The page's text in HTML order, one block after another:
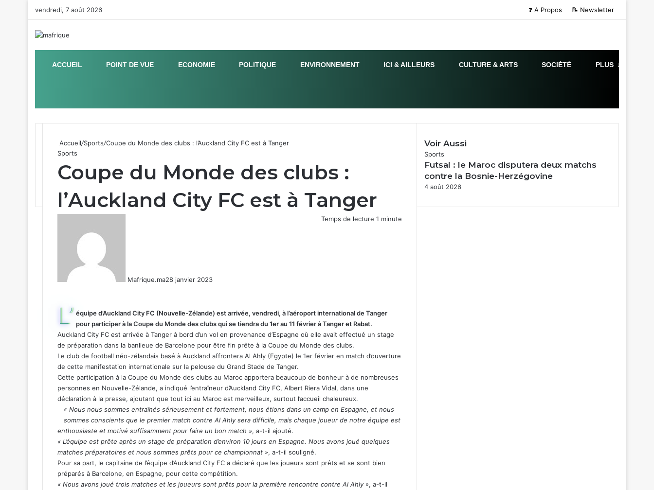
vendredi, 7 août 2026 ❓ A Propos 📝 Newsletter
ACCUEIL POINT DE VUE ECONOMIE POLITIQUE ENVIRONNEMENT ICI & AILLEURS CULTURE & ARTS SOCIÉTÉ PLUS
Accueil/Sports/Coupe du Monde des clubs : l’Auckland City FC est à Tanger
Sports
Coupe du Monde des clubs :
l’Auckland City FC est à Tanger
Mafrique.ma28 janvier 2023
Temps de lecture 1 minute
L’ équipe d’Auckland City FC (Nouvelle-Zélande) est arrivée, vendredi, à l’aéroport international de Tanger
pour participer à la Coupe du Monde des clubs qui se tiendra du 1er au 11 février à Tanger et Rabat.
Auckland City FC est arrivée à Tanger à bord d’un vol en provenance d’Espagne où elle avait effectué un stage
de préparation dans la banlieue de Barcelone pour être fin prête à la Coupe du Monde des clubs.
Le club de football néo-zélandais basé à Auckland affrontera Al Ahly (Egypte) le 1er février en match d’ouverture
de cette manifestation internationale sur la pelouse du Grand Stade de Tanger.
Cette participation à la Coupe du Monde des clubs au Maroc apportera beaucoup de bonheur à de nombreuses
personnes en Nouvelle-Zélande, a indiqué l’entraîneur d’Auckland City FC, Albert Riera Vidal, dans une
déclaration à la presse, ajoutant que tout ici au Maroc est merveilleux, surtout l’accueil chaleureux.
« Nous nous sommes entraînés sérieusement et fortement, nous étions dans un camp en Espagne, et nous
sommes conscients que le premier match contre Al Ahly sera difficile, mais chaque joueur de notre équipe est
enthousiaste et motivé suffisamment pour faire un bon match », a-t-il ajouté.
« L’équipe est prête après un stage de préparation d’environ 10 jours en Espagne. Nous avons joué quelques
matches préparatoires et nous sommes prêts pour ce championnat », a-t-il souligné.
Pour sa part, le capitaine de l’équipe d’Auckland City FC a déclaré que les joueurs sont prêts et se sont bien
préparés à Barcelone, en Espagne, pour cette compétition.
« Nous avons joué trois matches et les joueurs sont prêts pour la première rencontre contre Al Ahly », a-t-il
Voir Aussi
Fermer
Sports
Futsal : le Maroc disputera deux matchs
contre la Bosnie-Herzégovine
4 août 2026